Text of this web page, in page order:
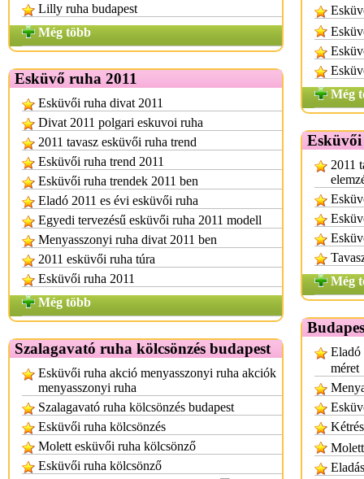
Lilly ruha budapest
Még több
Esküvő ruha 2011
Esküvői ruha divat 2011
Divat 2011 polgari eskuvoi ruha
2011 tavasz esküvői ruha trend
Esküvői ruha trend 2011
Esküvői ruha trendek 2011 ben
Eladó 2011 es évi esküvői ruha
Egyedi tervezésű esküvői ruha 2011 modell
Menyasszonyi ruha divat 2011 ben
2011 esküvői ruha túra
Esküvői ruha 2011
Még több
Szalagavató ruha kölcsönzés budapest
Esküvői ruha akció menyasszonyi ruha akciók
menyasszonyi ruha
Szalagavató ruha kölcsönzés budapest
Esküvői ruha kölcsönzés
Molett esküvői ruha kölcsönző
Esküvői ruha kölcsönző
Még
2011
Még
Eladó
méret